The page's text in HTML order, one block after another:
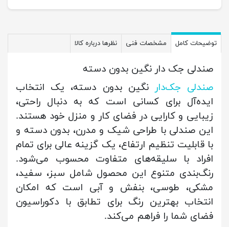
توضیحات کامل مشخصات فنی نظرها درباره کالا
صندلی جک دار نگین بدون دسته
صندلی جک‌دار نگین بدون دسته، یک انتخاب
ایده‌آل برای کسانی است که به دنبال راحتی،
زیبایی و کارایی در فضای کار و منزل خود هستند.
این صندلی با طراحی شیک و مدرن، بدون دسته و
با قابلیت تنظیم ارتفاع، یک گزینه عالی برای تمام
افراد با سلیقه‌های متفاوت محسوب می‌شود.
رنگ‌بندی متنوع این محصول شامل سبز، سفید،
مشکی، طوسی، بنفش و آبی است که امکان
انتخاب بهترین رنگ برای تطابق با دکوراسیون
فضای شما را فراهم می‌کند.